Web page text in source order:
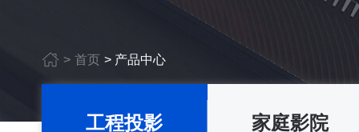
> 首页 > 产品中心